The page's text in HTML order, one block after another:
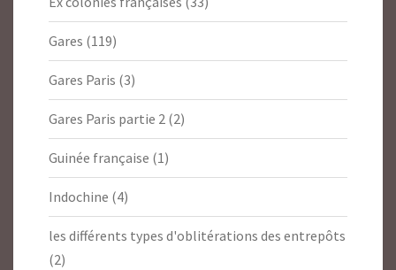
Gares (119)
Gares Paris (3)
Gares Paris partie 2 (2)
Guinée française (1)
Indochine (4)
les différents types d'oblitérations des entrepôts
(2)